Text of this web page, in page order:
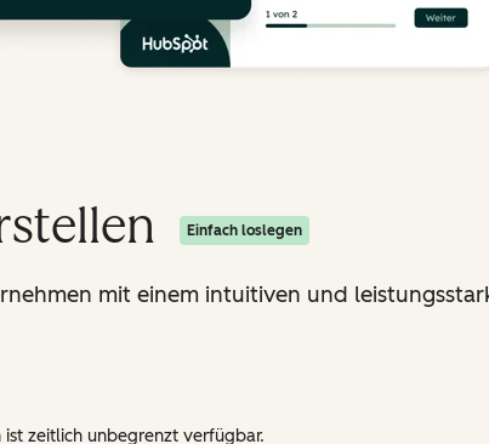
Einfach loslegen
mit einem intuitiven und
zeitlich unbegrenzt verfügbar.